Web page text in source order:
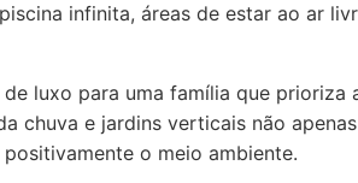
infinita, áreas de estar ao ar
luxo para uma família que prioriza
chuva e jardins verticais não
o meio ambiente.